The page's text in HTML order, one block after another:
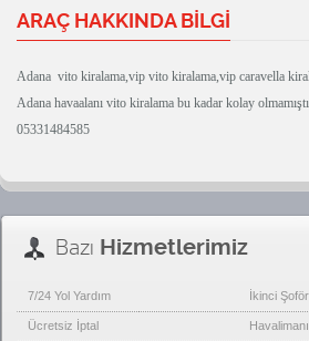
ARAÇ HAKKINDA BİLGİ
Adana vito kiralama,vip vito kiralama,vip caravella
Adana havaalanı vito kiralama bu kadar kolay
05331484585
Bazı Hizmetlerimiz
7/24 Yol Yardım İkinci Şoför
Ücretsiz İptal